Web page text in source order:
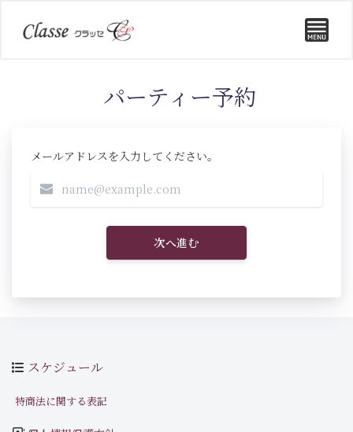
パーティー予約
メールアドレスを入力してください。
次へ進む
スケジュール
特商法に関する表記